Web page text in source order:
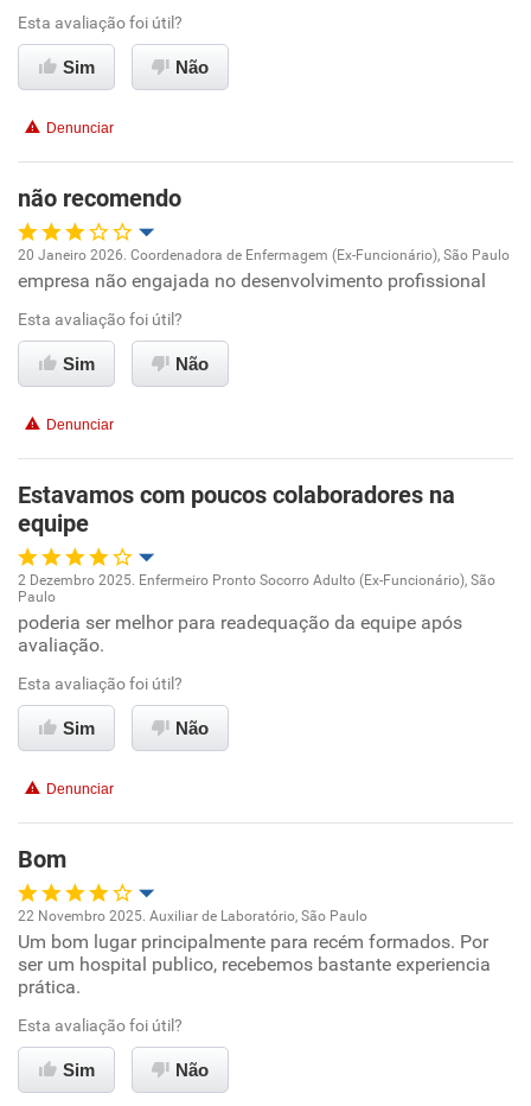
Não recomenda esta empresa
Não recomenda a diretoria
Esta avaliação foi útil?
Sim Não
Denunciar
não recomendo
Oportunidade de promoção
Ambiente de trabalho
Benefícios
Não recomenda esta empresa
Não recomenda a diretoria
20 Janeiro 2026. Coordenadora de Enfermagem (Ex-Funcionário), São Paulo
empresa não engajada no desenvolvimento profissional
Esta avaliação foi útil?
Sim Não
Denunciar
Estavamos com poucos colaboradores na
equipe
Oportunidade de promoção
Conciliação com a vida familiar
Benefícios
2 Dezembro 2025. Enfermeiro Pronto Socorro Adulto (Ex-Funcionário), São
Paulo
poderia ser melhor para readequação da equipe após
avaliação.
Esta avaliação foi útil?
Sim Não
Denunciar
Bom
Oportunidade de promoção
Conciliação com a vida familiar
22 Novembro 2025. Auxiliar de Laboratório, São Paulo
Um bom lugar principalmente para recém formados. Por
ser um hospital publico, recebemos bastante experiencia
prática.
Esta avaliação foi útil?
Sim Não